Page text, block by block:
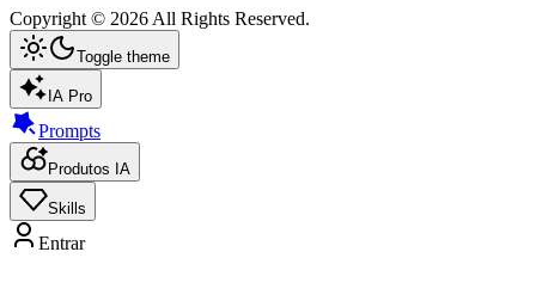
Copyright © 2026All Rights Reserved.
Toggle theme
IA Pro
Prompts
Produtos IA
Skills
Entrar